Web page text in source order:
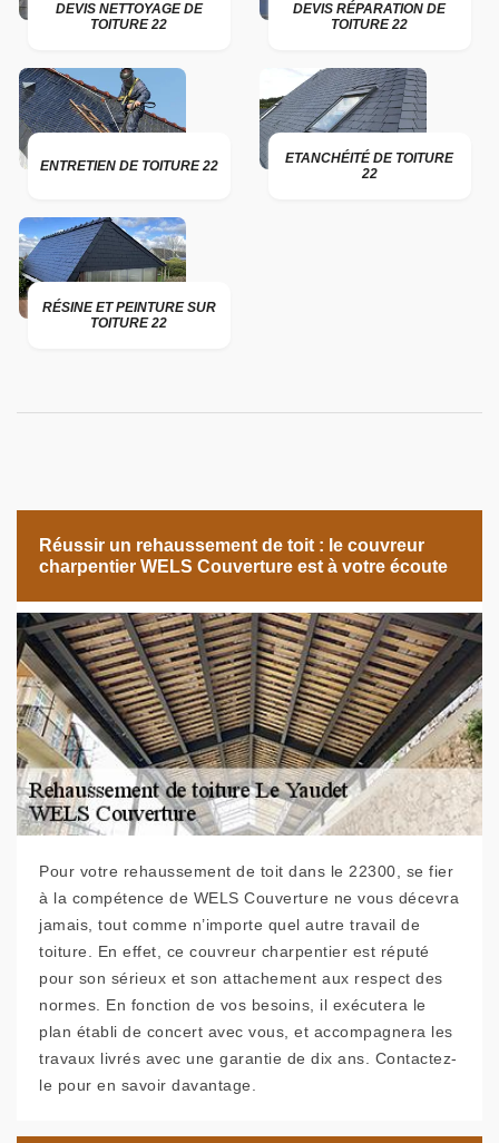
DEVIS NETTOYAGE DE
TOITURE 22
DEVIS RÉPARATION DE
TOITURE 22
ENTRETIEN DE TOITURE 22
ETANCHÉITÉ DE TOITURE
22
RÉSINE ET PEINTURE SUR
TOITURE 22
Réussir un rehaussement de toit : le couvreur
charpentier WELS Couverture est à votre écoute
Pour votre rehaussement de toit dans le 22300, se fier
à la compétence de WELS Couverture ne vous décevra
jamais, tout comme n’importe quel autre travail de
toiture. En effet, ce couvreur charpentier est réputé
pour son sérieux et son attachement aux respect des
normes. En fonction de vos besoins, il exécutera le
plan établi de concert avec vous, et accompagnera les
travaux livrés avec une garantie de dix ans. Contactez-
le pour en savoir davantage.